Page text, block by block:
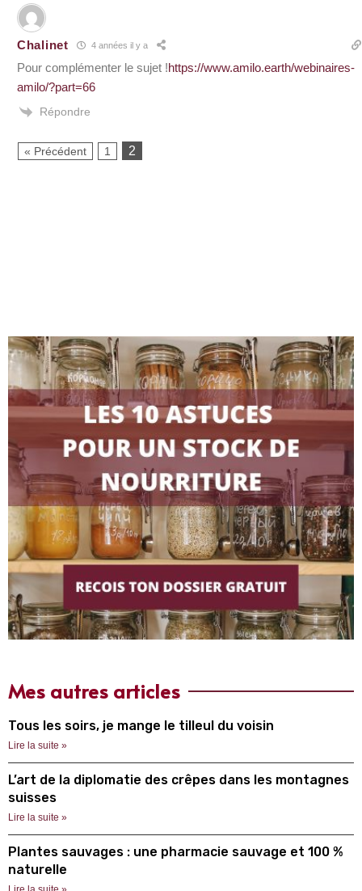
Chalinet 4 années il y a
Pour complémenter le sujet !https://www.amilo.earth/webinaires-
amilo/?part=66
Répondre
« Précédent 1 2
Mes autres articles
Tous les soirs, je mange le tilleul du voisin
Lire la suite »
L’art de la diplomatie des crêpes dans les montagnes
suisses
Lire la suite »
Plantes sauvages : une pharmacie sauvage et 100 %
naturelle